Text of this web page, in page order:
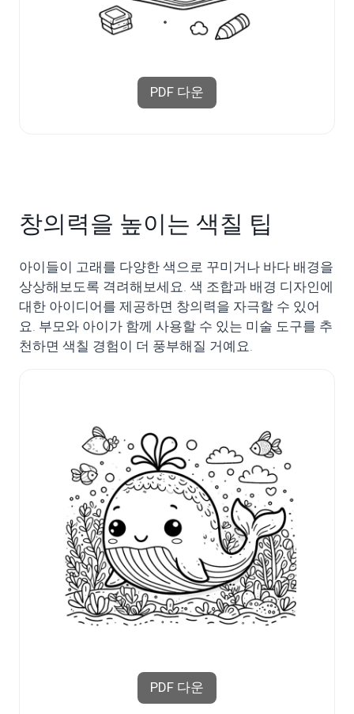
PDF 다운
창의력을 높이는 색칠 팁
아이들이 고래를 다양한 색으로 꾸미거나 바다 배경을
상상해보도록 격려해보세요. 색 조합과 배경 디자인에
대한 아이디어를 제공하면 창의력을 자극할 수 있어
요. 부모와 아이가 함께 사용할 수 있는 미술 도구를 추
천하면 색칠 경험이 더 풍부해질 거예요.
PDF 다운